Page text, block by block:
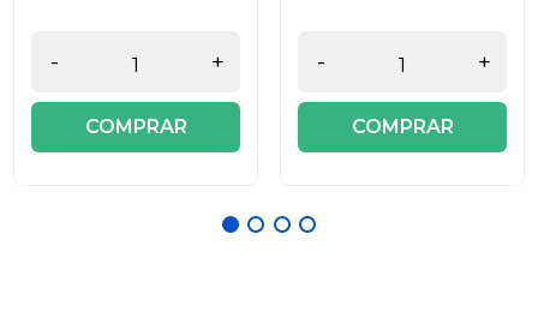
- +
COMPRAR
- +
COMPRAR